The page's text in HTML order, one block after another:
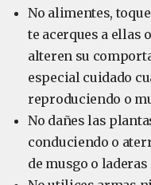
No alimentes,
te acerques a ellas
alteren su
especial cuidado
reproduciendo o
No dañes las
conduciendo o
de musgo o